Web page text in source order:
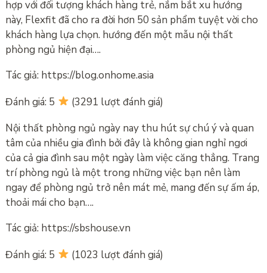
hợp với đối tượng khách hàng trẻ, nắm bắt xu hướng
này, Flexfit đã cho ra đời hơn 50 sản phẩm tuyệt vời cho
khách hàng lựa chọn. hướng đến một mẫu nội thất
phòng ngủ hiện đại….
Tác giả: https://blog.onhome.asia
Đánh giá: 5
(3291 lượt đánh giá)
Nội thất phòng ngủ ngày nay thu hút sự chú ý và quan
tâm của nhiều gia đình bởi đây là không gian nghỉ ngơi
của cả gia đình sau một ngày làm việc căng thẳng. Trang
trí phòng ngủ là một trong những việc bạn nên làm
ngay để phòng ngủ trở nên mát mẻ, mang đến sự ấm áp,
thoải mái cho bạn….
Tác giả: https://sbshouse.vn
Đánh giá: 5
(1023 lượt đánh giá)